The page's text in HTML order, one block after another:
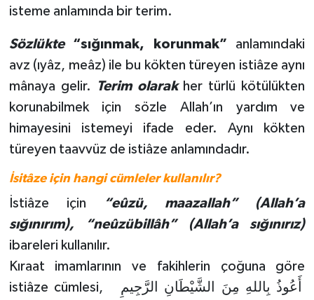
isteme anlamında bir terim.
Sözlükte“sığınmak, korunmak” anlamındaki
avz (ıyâz, meâz) ile bu kökten türeyen istiâze aynı
mânaya gelir.
Terim olarak her türlü kötülükten
korunabilmek için sözle Allah’ın yardım ve
himayesini istemeyi ifade eder. Aynı kökten
türeyen taavvüz de istiâze anlamındadır.
İsitâze için hangi cümleler kullanılır?
İstiâze için
“eûzü, maazallah” (Allah’a
sığınırım), “neûzübillâh” (Allah’a sığınırız)
ibareleri kullanılır.
Kıraat imamlarının ve fakihlerin çoğuna göre
istiâze cümlesi,
Bilecik Müftülüğü
Bingöl Müftülüğü
Bitlis Müftülüğü
Burdur Müftülüğü
Bursa Müftülüğü
Kültür-Sanat
Aile
Sağlık
Ekonomi
Duyurular